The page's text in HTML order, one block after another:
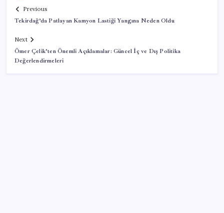
Previous
Tekirdağ’da Patlayan Kamyon Lastiği Yangına Neden Oldu
Next
Ömer Çelik’ten Önemli Açıklamalar: Güncel İç ve Dış Politika
Değerlendirmeleri